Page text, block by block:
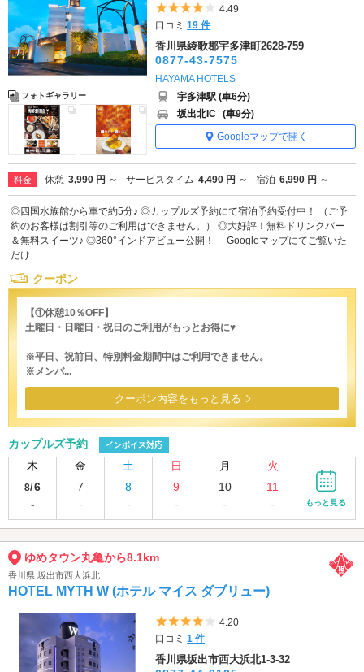
フォトギャラリー
5つ星のうち4
4.49
口コミ19 件
香川県綾歌郡宇多津町2628-759
0877-43-7575
HAYAMA HOTELS
宇多津駅 (車6分)
坂出北IC (車9分)
Googleマップで開く
料金 休憩 3,990 円 ～ サービスタイム 4,490 円 ～ 宿泊 6,990 円 ～
◎四国水族館から車で約5分♪ ◎カップルズ予約にて宿泊予約受付中！ （ご予
約のお客様は割引等のご利用はできません。） ◎大好評！無料ドリンクバー
＆無料スイーツ♪ ◎360°インドアビュー公開！ Googleマップにてご覧いた
だけ...
クーポン
【①休憩10％OFF】
土曜日・日曜日・祝日のご利用がもっとお得に♥
※平日、祝前日、特別料金期間中はご利用できません。
※メンバ...
クーポン内容をもっと見る
カップルズ予約 インボイス対応
木 金 土 日 月 火
8/6
-
7
-
8
-
9
-
10
-
11
-
もっと見る
ゆめタウン丸亀から8.1km
香川県 坂出市西大浜北
HOTEL MYTH W (ホテル マイス ダブリュー)
5つ星のうち4
4.20
口コミ1 件
香川県坂出市西大浜北1-3-32